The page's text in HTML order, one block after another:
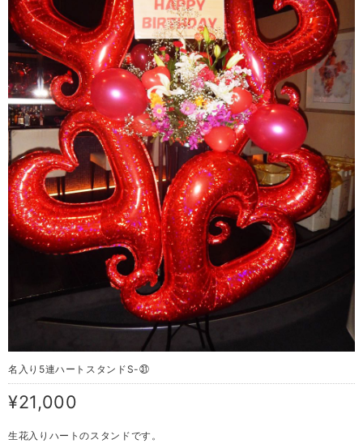
名入り5連ハートスタンドS-㉛
¥21,000
生花入りハートのスタンドです。